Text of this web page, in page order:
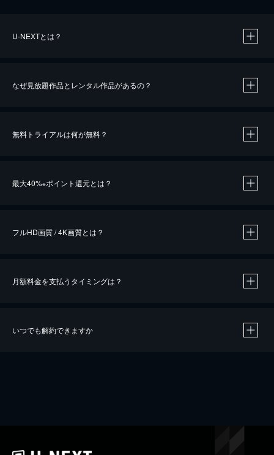
U-NEXTとは？
なぜ見放題作品とレンタル作品があるの？
無料トライアルは何が無料？
最大40%※ポイント還元とは？
※40％ポイント還元の対象は、クレジットカード決済による作品の購入 / レンタルです。
iOSアプリのUコイン決済による作品の購入 / レンタルは、20％のポイント還元です。
フルHD画質 / 4K画質とは？
月額料金を支払うタイミングは？
いつでも解約できますか